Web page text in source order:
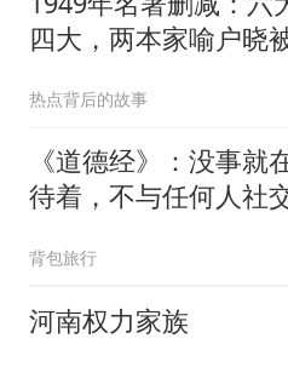
四大，两本家喻户晓
热点背后的故事
《道德经》：没事就
待着，不与任何人社
要和自己相处，情绪就
稳定，心情就会安定，
体自然健康
背包旅行
河南权力家族